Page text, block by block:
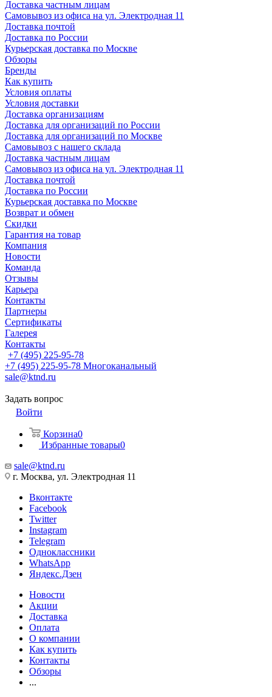
Доставка частным лицам
Самовывоз из офиса на ул. Электродная 11
Доставка почтой
Доставка по России
Курьерская доставка по Москве
Обзоры
Бренды
Как купить
Условия оплаты
Условия доставки
Доставка организациям
Доставка для организаций по России
Доставка для организаций по Москве
Самовывоз с нашего склада
Доставка частным лицам
Самовывоз из офиса на ул. Электродная 11
Доставка почтой
Доставка по России
Курьерская доставка по Москве
Возврат и обмен
Скидки
Гарантия на товар
Компания
Новости
Команда
Отзывы
Карьера
Контакты
Партнеры
Сертификаты
Галерея
Контакты
+7 (495) 225-95-78
+7 (495) 225-95-78 Многоканальный
sale@ktnd.ru
Задать вопрос
Войти
Корзина0
Избранные товары0
sale@ktnd.ru
г. Москва, ул. Электродная 11
Вконтакте
Facebook
Twitter
Instagram
Telegram
Одноклассники
WhatsApp
Яндекс.Дзен
Новости
Акции
Доставка
Оплата
О компании
Как купить
Контакты
Обзоры
...